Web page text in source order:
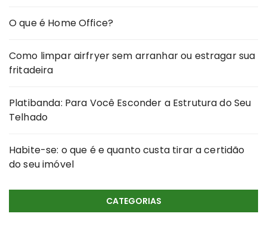
O que é Home Office?
Como limpar airfryer sem arranhar ou estragar sua
fritadeira
Platibanda: Para Você Esconder a Estrutura do Seu
Telhado
Habite-se: o que é e quanto custa tirar a certidão
do seu imóvel
CATEGORIAS